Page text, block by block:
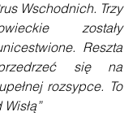
Wschodnich. Trzy
zostały
Reszta
przedrzeć się na
rozsypce. To